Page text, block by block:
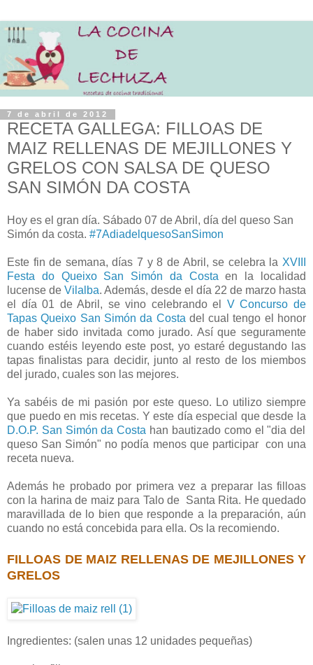
7 de abril de 2012
RECETA GALLEGA: FILLOAS DE
MAIZ RELLENAS DE MEJILLONES Y
GRELOS CON SALSA DE QUESO
SAN SIMÓN DA COSTA
Hoy es el gran día. Sábado 07 de Abril, día del queso San
Simón da costa. #7AdiadelquesoSanSimon
Este fin de semana, días 7 y 8 de Abril, se celebra la XVIII
Festa do Queixo San Simón da Costaen la localidad
lucense de Vilalba. Además, desde el día 22 de marzo hasta
el día 01 de Abril, se vino celebrando el
V Concurso de
Tapas Queixo San Simón da Costa del cual tengo el honor
de haber sido invitada como jurado. Así que seguramente
cuando estéis leyendo este post, yo estaré degustando las
tapas finalistas para decidir, junto al resto de los miembos
del jurado, cuales son las mejores.
Ya sabéis de mi pasión por este queso. Lo utilizo siempre
que puedo en mis recetas. Y este día especial que desde la
D.O.P. San Simón da Costa han bautizado como el "dia del
queso San Simón" no podía menos que participar con una
receta nueva.
Además he probado por primera vez a preparar las filloas
con la harina de maiz para Talo de Santa Rita. He quedado
maravillada de lo bien que responde a la preparación, aún
cuando no está concebida para ella. Os la recomiendo.
FILLOAS DE MAIZ RELLENAS DE MEJILLONES Y
GRELOS
Ingredientes: (salen unas 12 unidades pequeñas)